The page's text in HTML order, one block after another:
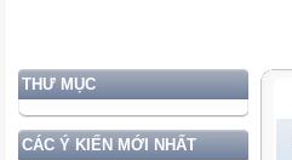
THƯ MỤC
CÁC Ý KIẾN MỚI NHẤT